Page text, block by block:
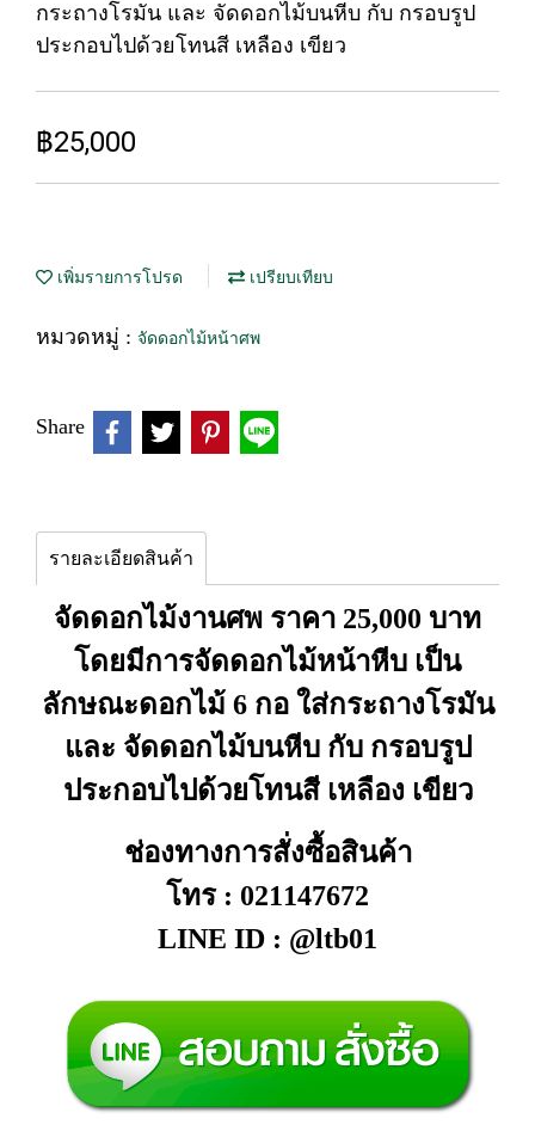
กระถางโรมัน และ จัดดอกไม้บนหีบ กับ กรอบรูป
ประกอบไปด้วยโทนสี เหลือง เขียว
฿25,000
เพิ่มรายการโปรด เปรียบเทียบ
หมวดหมู่ : จัดดอกไม้หน้าศพ
Share
รายละเอียดสินค้า
จัดดอกไม้งานศพ ราคา 25,000 บาท
โดยมีการจัดดอกไม้หน้าหีบ เป็น
ลักษณะดอกไม้ 6 กอ ใส่กระถางโรมัน
และ จัดดอกไม้บนหีบ กับ กรอบรูป
ประกอบไปด้วยโทนสี เหลือง เขียว
ช่องทางการสั่งซื้อสินค้า
โทร : 021147672
LINE ID : @ltb01